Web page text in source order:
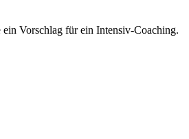
ein Vorschlag für ein Intensiv-Coaching.